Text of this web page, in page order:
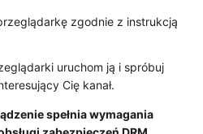
zgodnie z instrukcją
uruchom ją i spróbuj
Cię kanał.
spełnia wymagania